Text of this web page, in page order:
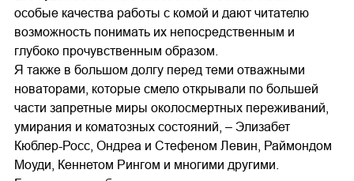
особые качества работы с комой и дают читателю
возможность понимать их непосредственным и
глубоко прочувственным образом.
Я также в большом долгу перед теми отважными
новаторами, которые смело открывали по большей
части запретные миры околосмертных переживаний,
умирания и коматозных состояний, – Элизабет
Кюблер-Росс, Ондреа и Стефеном Левин, Раймондом
Моуди, Кеннетом Рингом и многими другими.